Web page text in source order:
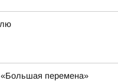
«Большая перемена»